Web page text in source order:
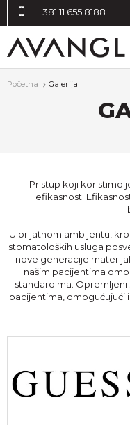
+381 11 655 8188
Početna Galerija
Pristup koji koristimo
efikasnost.
U prijatnom ambijentu,
stomatoloških usluga
nove generacije
našim pacijentima
standardima. Opremljeni
pacijentima, omogućujući